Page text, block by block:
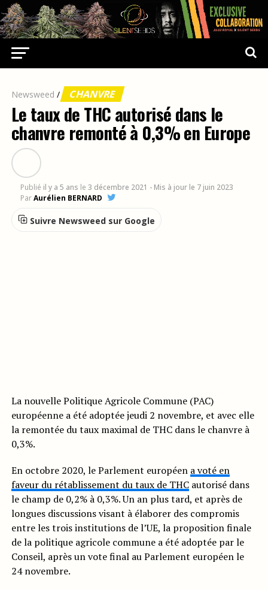
Newsweed / CHANVRE
Le taux de THC autorisé dans le
chanvre remonté à 0,3% en Europe
Publié il y a 5 ans le 3 décembre 2021 - Mis à jour le 7 juin 2023
ParAurélien BERNARD
Suivre Newsweed sur Google
La nouvelle Politique Agricole Commune (PAC)
européenne a été adoptée jeudi 2 novembre, et avec elle
la remontée du taux maximal de THC dans le chanvre à
0,3%.
En octobre 2020, le Parlement européen a voté en
faveur du rétablissement du taux de THCautorisé dans
le champ de 0,2% à 0,3%. Un an plus tard, et après de
longues discussions visant à élaborer des compromis
entre les trois institutions de l’UE, la proposition finale
de la politique agricole commune a été adoptée par le
Conseil, après un vote final au Parlement européen le
24 novembre.